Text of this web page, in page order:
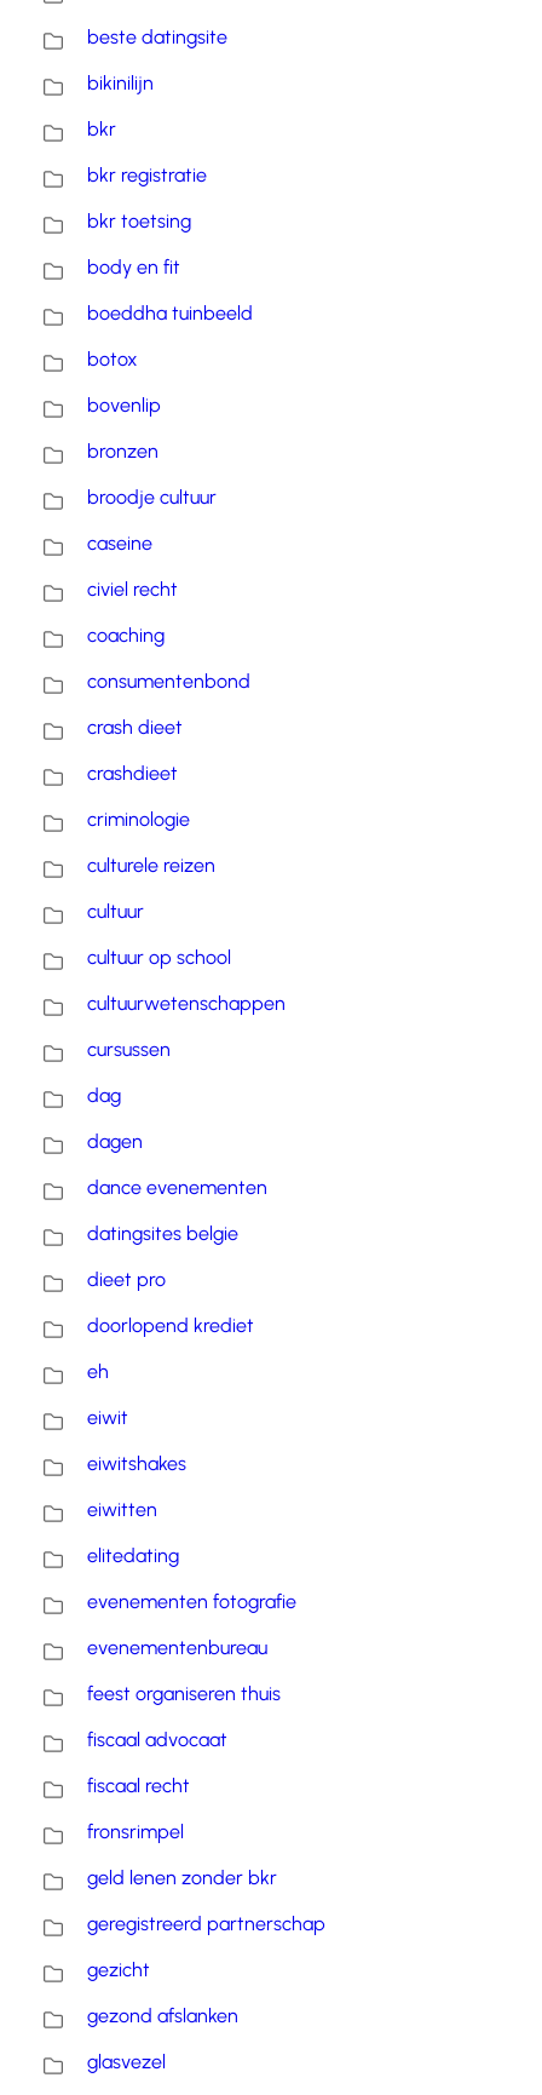
beste datingsite
bikinilijn
bkr
bkr registratie
bkr toetsing
body en fit
boeddha tuinbeeld
botox
bovenlip
bronzen
broodje cultuur
caseine
civiel recht
coaching
consumentenbond
crash dieet
crashdieet
criminologie
culturele reizen
cultuur
cultuur op school
cultuurwetenschappen
cursussen
dag
dagen
dance evenementen
datingsites belgie
dieet pro
doorlopend krediet
eh
eiwit
eiwitshakes
eiwitten
elitedating
evenementen fotografie
evenementenbureau
feest organiseren thuis
fiscaal advocaat
fiscaal recht
fronsrimpel
geld lenen zonder bkr
geregistreerd partnerschap
gezicht
gezond afslanken
glasvezel